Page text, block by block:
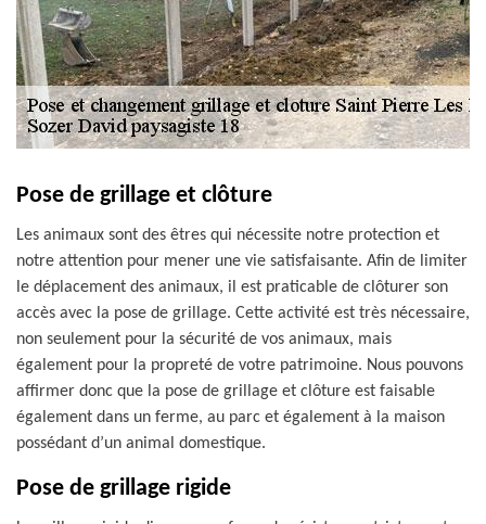
Pose de grillage et clôture
Les animaux sont des êtres qui nécessite notre protection et
notre attention pour mener une vie satisfaisante. Afin de limiter
le déplacement des animaux, il est praticable de clôturer son
accès avec la pose de grillage. Cette activité est très nécessaire,
non seulement pour la sécurité de vos animaux, mais
également pour la propreté de votre patrimoine. Nous pouvons
affirmer donc que la pose de grillage et clôture est faisable
également dans un ferme, au parc et également à la maison
possédant d’un animal domestique.
Pose de grillage rigide